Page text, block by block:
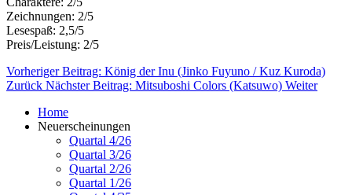
Zeichnungen: 2/5
Lesespaß: 2,5/5
Preis/Leistung: 2/5
Vorheriger Beitrag: König der Inu (Jinko Fuyuno / Kuz Kuroda)
Zurück Nächster Beitrag: Mitsuboshi Colors (Katsuwo) Weiter
Home
Neuerscheinungen
Quartal 4/26
Quartal 3/26
Quartal 2/26
Quartal 1/26